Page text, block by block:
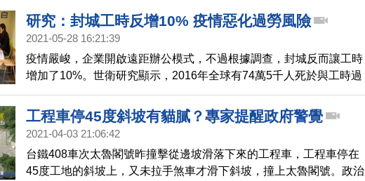
研究：封城工時反增10% 疫情惡化過勞風險
2021-05-28 16:21:39
疫情嚴峻，企業開啟遠距辦公模式，不過根據調查，封城反而讓工時
增加了10%。世衛研究顯示，2016年全球有74萬5千人死於與工時過
長相關的中風和心臟疾病，這樣的過勞風險，恐怕因中共肺炎疫情而
加速惡化。
工程車停45度斜坡有貓膩？專家提醒政府警覺
2021-04-03 21:06:42
台鐵408車次太魯閣號昨撞擊從邊坡滑落下來的工程車，工程車停在
45度工地的斜坡上，又未拉手煞車才滑下斜坡，撞上太魯閣號。政治